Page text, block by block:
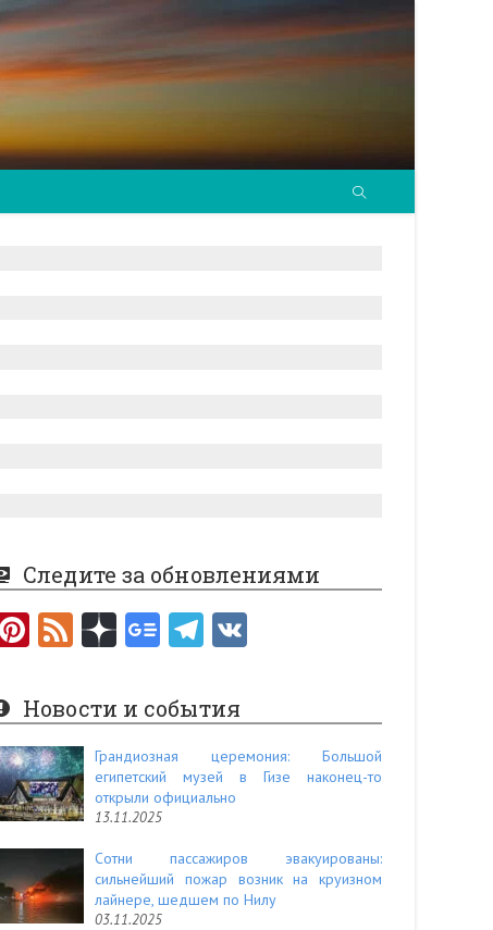
Следите за обновлениями
Pi
er
es
t
F
e
d
Новости и события
Грандиозная церемония: Большой
египетский музей в Гизе наконец-то
открыли официально
13.11.2025
Сотни пассажиров эвакуированы:
сильнейший пожар возник на круизном
лайнере, шедшем по Нилу
03.11.2025